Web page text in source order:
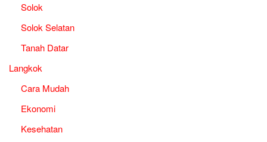
Solok
Solok Selatan
Tanah Datar
Langkok
Cara Mudah
Ekonomi
Kesehatan